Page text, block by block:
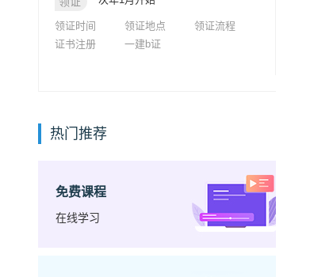
领证时间 领证地点
领证流程
证书注册
一建b证
热门推荐
免费课程
在线学习